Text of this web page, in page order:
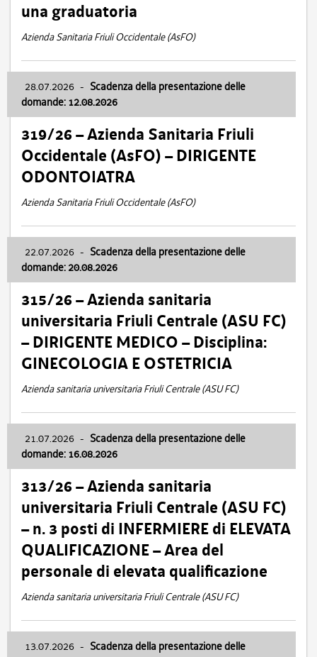
una graduatoria
Azienda Sanitaria Friuli Occidentale (AsFO)
28.07.2026 - Scadenza della presentazione delle
domande: 12.08.2026
319/26 – Azienda Sanitaria Friuli
Occidentale (AsFO) – DIRIGENTE
ODONTOIATRA
Azienda Sanitaria Friuli Occidentale (AsFO)
22.07.2026 - Scadenza della presentazione delle
domande: 20.08.2026
315/26 – Azienda sanitaria
universitaria Friuli Centrale (ASU FC)
– DIRIGENTE MEDICO – Disciplina:
GINECOLOGIA E OSTETRICIA
Azienda sanitaria universitaria Friuli Centrale (ASU FC)
21.07.2026 - Scadenza della presentazione delle
domande: 16.08.2026
313/26 – Azienda sanitaria
universitaria Friuli Centrale (ASU FC)
– n. 3 posti di INFERMIERE di ELEVATA
QUALIFICAZIONE – Area del
personale di elevata qualificazione
Azienda sanitaria universitaria Friuli Centrale (ASU FC)
13.07.2026 - Scadenza della presentazione delle